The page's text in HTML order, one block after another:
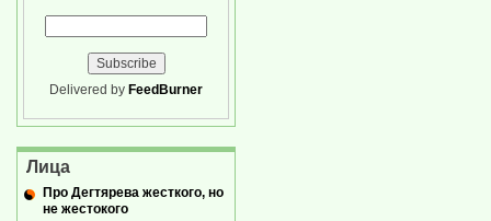
Delivered by FeedBurner
Лица
Про Дегтярева жесткого, но
не жестокого